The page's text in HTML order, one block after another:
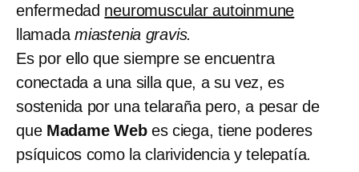
enfermedad neuromuscular autoinmune
llamada miastenia gravis.
Es por ello que siempre se encuentra
conectada a una silla que, a su vez, es
sostenida por una telaraña pero, a pesar de
que Madame Webes ciega, tiene poderes
psíquicos como la clarividencia y telepatía.